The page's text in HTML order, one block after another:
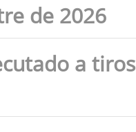
de 2026
a